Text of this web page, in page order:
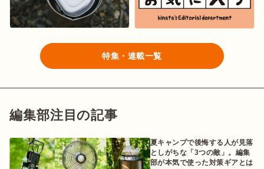
特集・連載一覧
編集部注目の記事
夏キャンプで後悔する人が見落
としがちな「3つの敵」。編集
部が本気で使った対策ギアとは